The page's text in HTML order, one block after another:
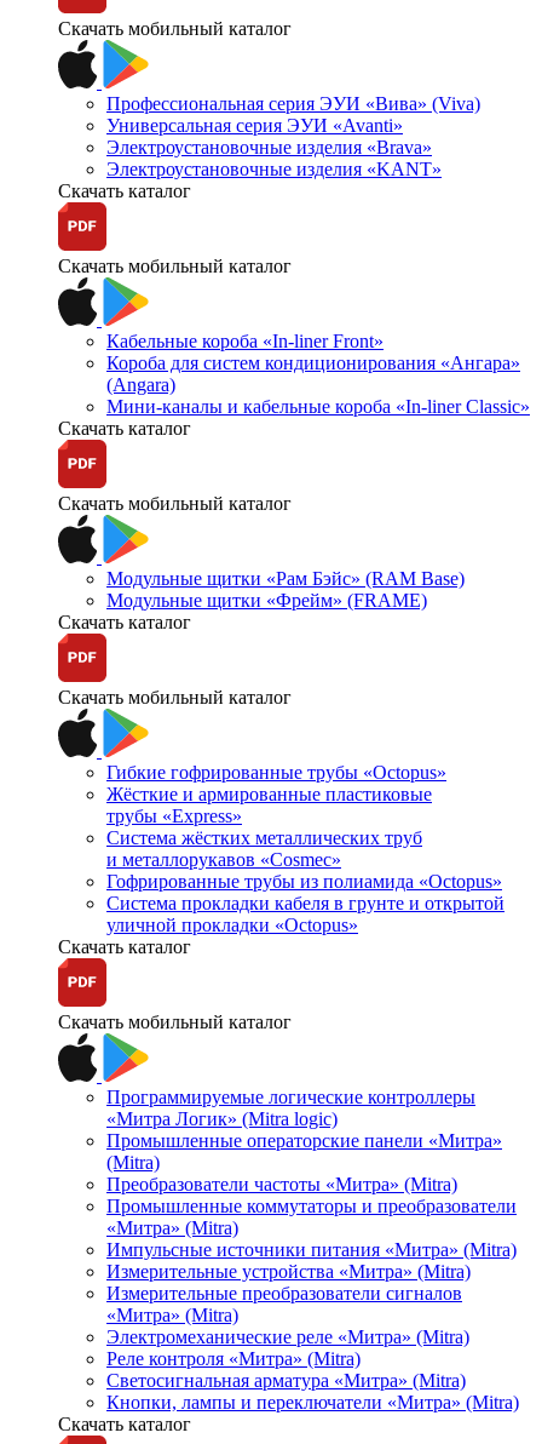
Скачать мобильный каталог
Профессиональная серия ЭУИ «Вива» (Viva)
Универсальная серия ЭУИ «Avanti»
Электроустановочные изделия «Brava»
Электроустановочные изделия «KANT»
Скачать каталог
Скачать мобильный каталог
Кабельные короба «In-liner Front»
Короба для систем кондиционирования «Ангара»
(Angara)
Мини-каналы и кабельные короба «In-liner Classic»
Скачать каталог
Скачать мобильный каталог
Модульные щитки «Рам Бэйс» (RAM Base)
Модульные щитки «Фрейм» (FRAME)
Скачать каталог
Скачать мобильный каталог
Гибкие гофрированные трубы «Octopus»
Жёсткие и армированные пластиковые
трубы «Express»
Система жёстких металлических труб
и металлорукавов «Cosmec»
Гофрированные трубы из полиамида «Octopus»
Система прокладки кабеля в грунте и открытой
уличной прокладки «Octopus»
Скачать каталог
Скачать мобильный каталог
Программируемые логические контроллеры
«Митра Логик» (Mitra logic)
Промышленные операторские панели «Митра»
(Mitra)
Преобразователи частоты «Митра» (Mitra)
Промышленные коммутаторы и преобразователи
«Митра» (Mitra)
Импульсные источники питания «Митра» (Mitra)
Измерительные устройства «Митра» (Mitra)
Измерительные преобразователи сигналов
«Митра» (Mitra)
Электромеханические реле «Митра» (Mitra)
Реле контроля «Митра» (Mitra)
Светосигнальная арматура «Митра» (Mitra)
Кнопки, лампы и переключатели «Митра» (Mitra)
Скачать каталог